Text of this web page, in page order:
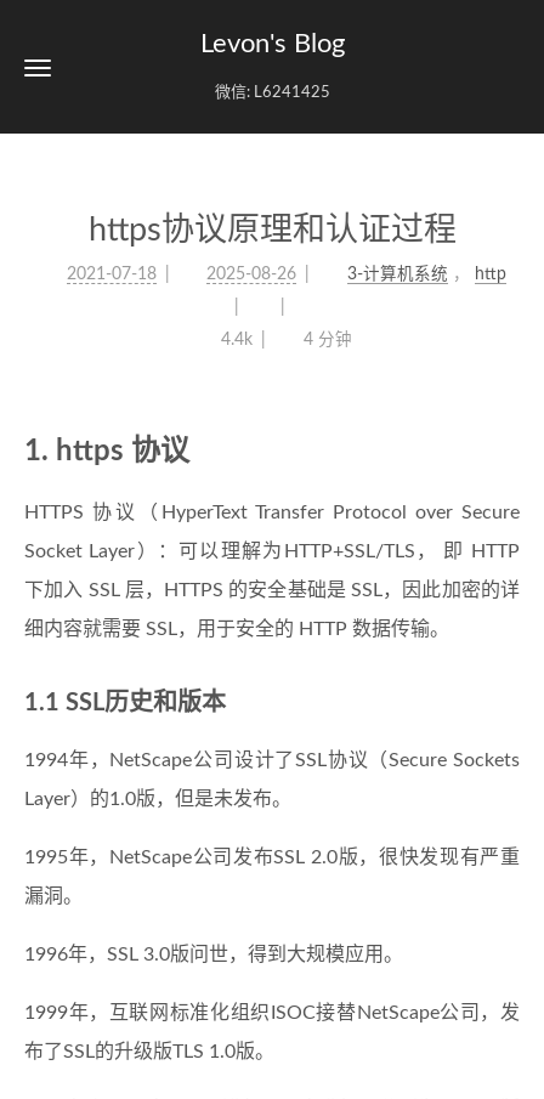
Levon's Blog
微信: L6241425
https协议原理和认证过程
2021-07-18 2025-08-26 3-计算机系统 ， http
4.4k 4 分钟
1. https 协议
HTTPS 协议（HyperText Transfer Protocol over Secure
Socket Layer）：可以理解为HTTP+SSL/TLS， 即 HTTP
下加入 SSL 层，HTTPS 的安全基础是 SSL，因此加密的详
细内容就需要 SSL，用于安全的 HTTP 数据传输。
1.1 SSL历史和版本
1994年，NetScape公司设计了SSL协议（Secure Sockets
Layer）的1.0版，但是未发布。
1995年，NetScape公司发布SSL 2.0版，很快发现有严重
漏洞。
1996年，SSL 3.0版问世，得到大规模应用。
1999年，互联网标准化组织ISOC接替NetScape公司，发
布了SSL的升级版TLS 1.0版。